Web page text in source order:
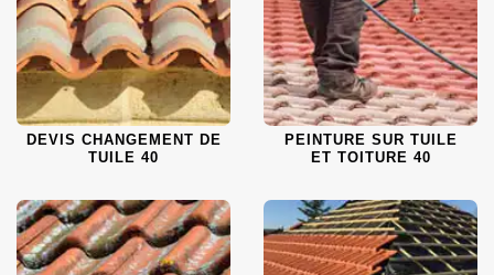
DEVIS CHANGEMENT DE
TUILE 40
PEINTURE SUR TUILE
ET TOITURE 40